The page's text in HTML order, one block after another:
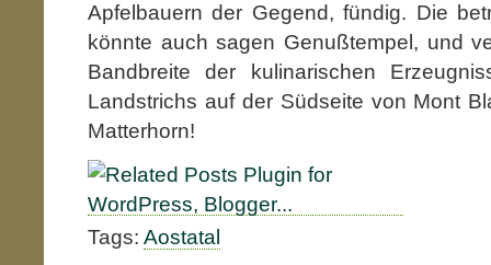
Apfelbauern der Gegend, fündig. Die
könnte auch sagen Genußtempel, und
Bandbreite der kulinarischen
Landstrichs auf der Südseite von Mont
Matterhorn!
Tags: Aostatal